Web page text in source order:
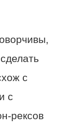
с
с
рексов